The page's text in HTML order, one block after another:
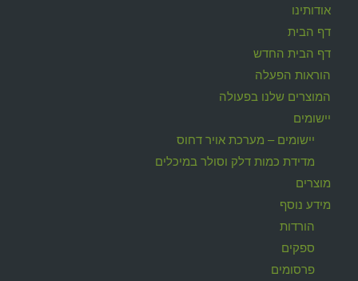
אודותינו
דף הבית
דף הבית החדש
הוראות הפעלה
המוצרים שלנו בפעולה
יישומים
יישומים – מערכת אויר דחוס
מדידת כמות דלק וסולר במיכלים
מוצרים
מידע נוסף
הורדות
ספקים
פרסומים